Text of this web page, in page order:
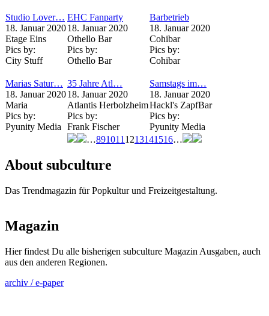
Studio Lover…
18. Januar 2020
Etage Eins
Pics by:
City Stuff
EHC Fanparty
18. Januar 2020
Othello Bar
Pics by:
Othello Bar
Barbetrieb
18. Januar 2020
Cohibar
Pics by:
Cohibar
Marias Satur…
18. Januar 2020
Maria
Pics by:
Pyunity Media
35 Jahre Atl…
18. Januar 2020
Atlantis Herbolzheim
Pics by:
Frank Fischer
Samstags im…
18. Januar 2020
Hackl's ZapfBar
Pics by:
Pyunity Media
…891011 1213141516…
About subculture
Das Trendmagazin für Popkultur und Freizeitgestaltung.
Magazin
Hier findest Du alle bisherigen subculture Magazin Ausgaben, auch
aus den anderen Regionen.
archiv / e-paper